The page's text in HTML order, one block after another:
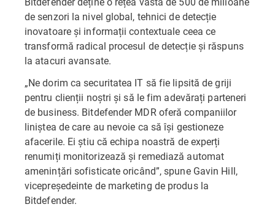
de senzori la nivel global, tehnici de detecție
inovatoare și informații contextuale ceea ce
transformă radical procesul de detecție și răspuns
la atacuri avansate.
„Ne dorim ca securitatea IT să fie lipsită de griji
pentru clienții noștri și să le fim adevărați parteneri
de business. Bitdefender MDR oferă companiilor
liniștea de care au nevoie ca să își gestioneze
afacerile. Ei știu că echipa noastră de experți
renumiți monitorizează și remediază automat
amenințări sofisticate oricând”, spune Gavin Hill,
vicepreședeinte de marketing de produs la
Bitdefender.